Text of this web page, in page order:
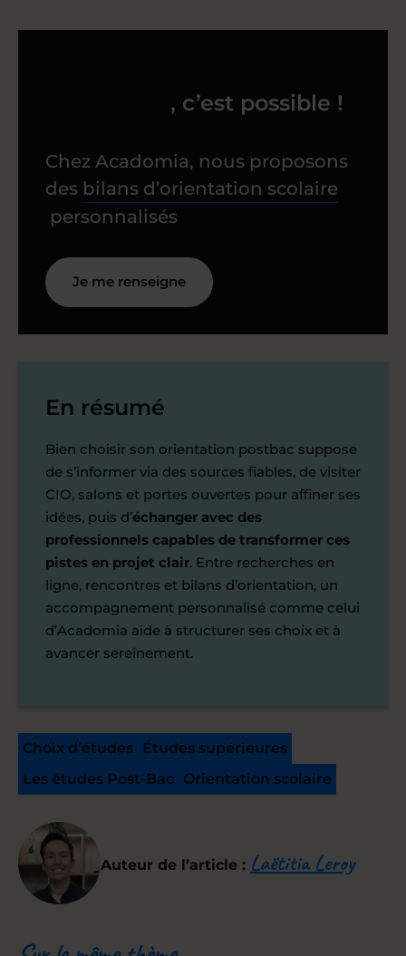
, c’est possible !
Chez Acadomia, nous proposons
des bilans d’orientation scolaire
personnalisés
Je me renseigne
En résumé
Bien choisir son orientation postbac suppose
de s’informer via des sources fiables, de visiter
CIO, salons et portes ouvertes pour affiner ses
idées, puis d’échanger avec des
professionnels capables de transformer ces
pistes en projet clair. Entre recherches en
ligne, rencontres et bilans d’orientation, un
accompagnement personnalisé comme celui
d’Acadomia aide à structurer ses choix et à
avancer sereinement.
Choix d’études Études supérieures
Les études Post-Bac Orientation scolaire
Auteur de l’article : Laëtitia Leroy